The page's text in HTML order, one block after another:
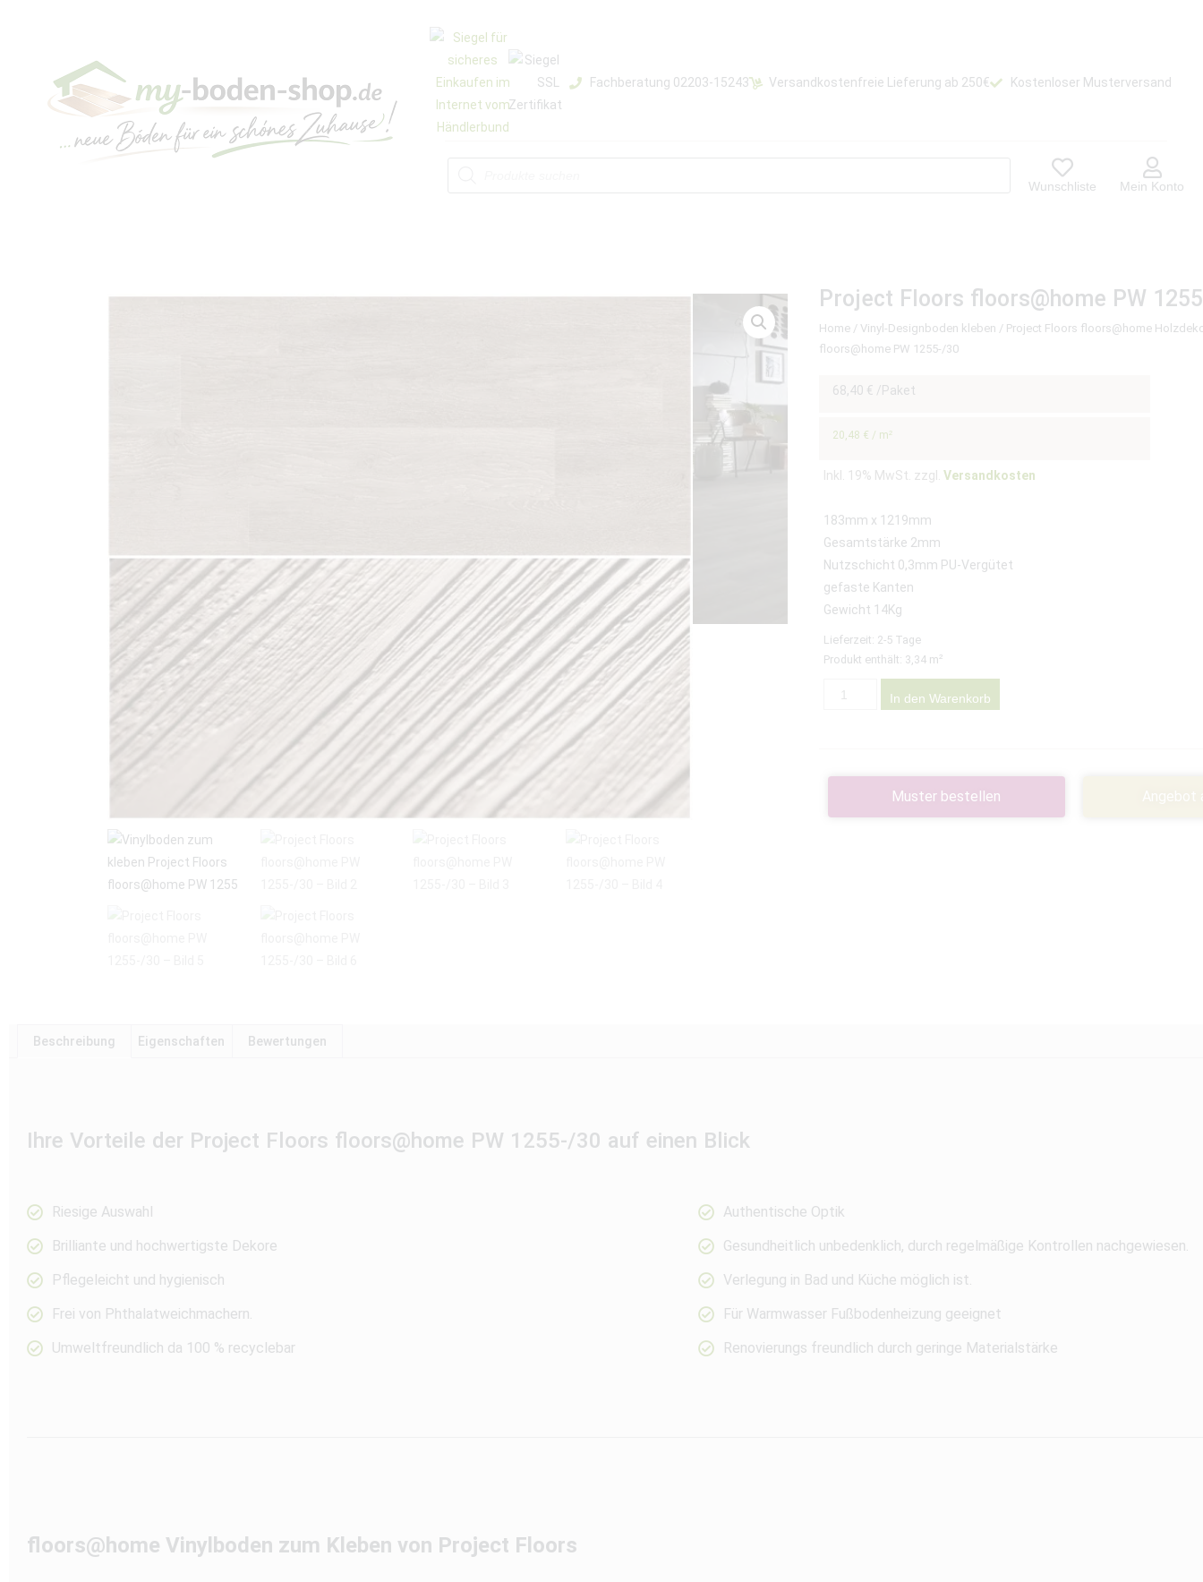
Fachberatung 02203-15243 Versandkostenfreie Lieferung ab 250€ Kostenloser Musterversand
Wunschliste Mein Konto
Project Floors floors@home PW
Home / Vinyl-Designboden kleben / Project Floors floors@home
floors@home PW 1255-/30
68,40 € /Paket
20,48 € / m²
Inkl. 19% MwSt. zzgl. Versandkosten
183mm x 1219mm
Gesamtstärke 2mm
Nutzschicht 0,3mm PU-Vergütet
gefaste Kanten
Gewicht 14Kg
Lieferzeit: 2-5 Tage
Produkt enthält: 3,34 m²
In den Warenkorb
Muster bestellen Angebot
Beschreibung Eigenschaften Bewertungen
Ihre Vorteile der Project Floors floors@home PW 1255-/30 auf einen Blick
Riesige Auswahl
Brilliante und hochwertigste Dekore
Pflegeleicht und hygienisch
Frei von Phthalatweichmachern.
Umweltfreundlich da 100 % recyclebar
Authentische Optik
Gesundheitlich unbedenklich, durch regelmäßige Kontrollen nachgewiesen.
Verlegung in Bad und Küche möglich ist.
Für Warmwasser Fußbodenheizung geeignet
Renovierungs freundlich durch geringe Materialstärke
floors@home Vinylboden zum Kleben von Project Floors